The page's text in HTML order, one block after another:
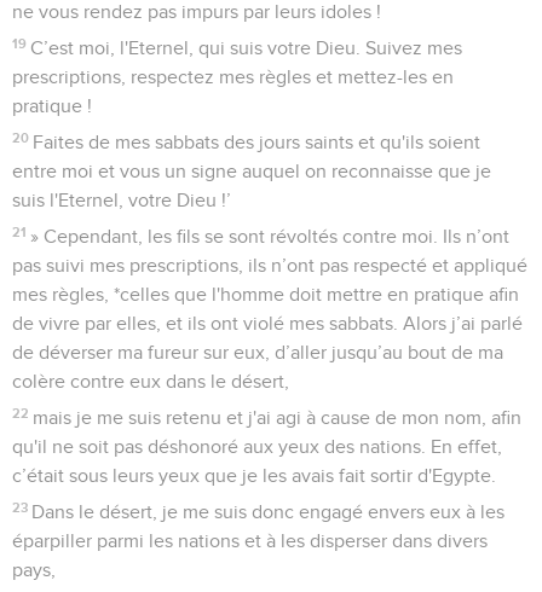
ne vous rendez pas impurs par leurs idoles !
19 C’est moi, l'Eternel, qui suis votre Dieu. Suivez mes
prescriptions, respectez mes règles et mettez-les en
pratique !
20 Faites de mes sabbats des jours saints et qu'ils soient
entre moi et vous un signe auquel on reconnaisse que je
suis l'Eternel, votre Dieu !’
21 » Cependant, les fils se sont révoltés contre moi. Ils n’ont
pas suivi mes prescriptions, ils n’ont pas respecté et appliqué
mes règles, *celles que l'homme doit mettre en pratique afin
de vivre par elles, et ils ont violé mes sabbats. Alors j’ai parlé
de déverser ma fureur sur eux, d’aller jusqu’au bout de ma
colère contre eux dans le désert,
22 mais je me suis retenu et j'ai agi à cause de mon nom, afin
qu'il ne soit pas déshonoré aux yeux des nations. En effet,
c’était sous leurs yeux que je les avais fait sortir d'Egypte.
23 Dans le désert, je me suis donc engagé envers eux à les
éparpiller parmi les nations et à les disperser dans divers
pays,